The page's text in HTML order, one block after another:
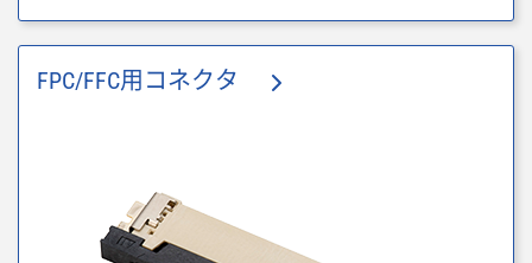
FPC/FFC用コネクタ